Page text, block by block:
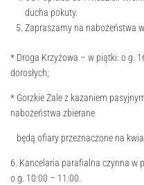
ducha pokuty.
Zapraszamy na nabożeństwa
* Droga Krzyżowa – w piątki: o g.
dorosłych;
* Gorzkie Żale z kazaniem
nabożeństwa zbierane
będą ofiary przeznaczone na
6. Kancelaria parafialna czynna w
o g. 10:00 – 11:00.